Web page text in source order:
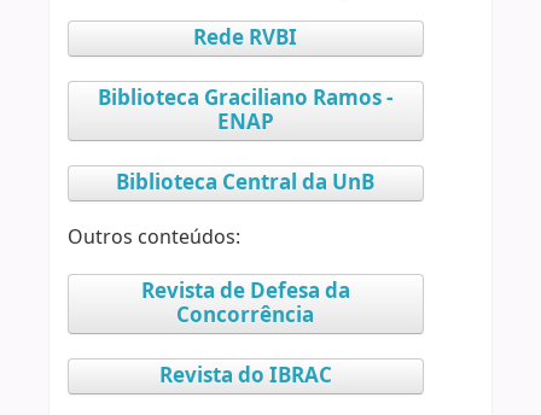
Rede RVBI
Biblioteca Graciliano Ramos -
ENAP
Biblioteca Central da UnB
Outros conteúdos:
Revista de Defesa da
Concorrência
Revista do IBRAC